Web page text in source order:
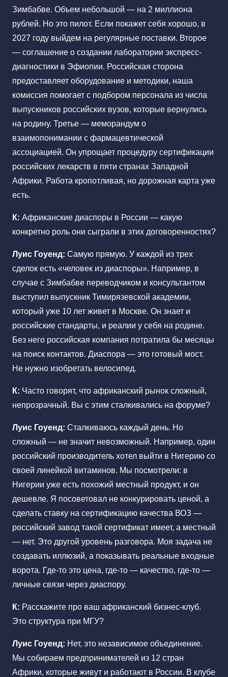
Зимбабве. Объем небольшой — на 2 миллиона
рублей. Но это пилот. Если покажет себя хорошо, в
2027 году выйдем на регулярные поставки. Второе
— соглашение о создании лаборатории экспресс-
диагностики в Эфиопии. Российская сторона
предоставляет оборудование и методики, наша
комиссия помогает с подбором персонала из числа
выпускников российских вузов, которые вернулись
на родину. Третье — меморандум о
взаимопонимании с фармацевтической
ассоциацией. Он упрощает процедуру сертификации
российских лекарств в пяти странах Западной
Африки. Работа кропотливая, но дорожная карта уже
есть.
К: Африканские диаспоры в России — какую
конкретно роль они сыграли в этих договоренностях?
Луис Гоуенд: Самую прямую. У каждой из трех
сделок есть «человек из диаспоры». Например, в
случае с Зимбабве переводчиком и консультантом
выступил выпускник Тимирязевской академии,
который уже 10 лет живет в Москве. Он знает и
российские стандарты, и реалии у себя на родине.
Без него российская компания потратила бы месяцы
на поиск контактов. Диаспора — это готовый мост.
Не нужно изобретать велосипед.
К: Часто говорят, что африканский рынок сложный,
непрозрачный. Вы с этим сталкивались на форуме?
Луис Гоуенд: Сталкиваюсь каждый день. Но
сложный — не значит невозможный. Например, один
российский производитель хотел выйти в Нигерию со
своей линейкой витаминов. Мы посмотрели: в
Нигерии уже есть похожий местный продукт, и он
дешевле. Я посоветовал не конкурировать ценой, а
сделать ставку на сертификацию качества ВОЗ —
российский завод такой сертификат имеет, а местный
— нет. Это другой уровень разговора. Моя задача не
создавать иллюзий, а показывать реальные входные
ворота. Где-то это цена, где-то — качество, где-то —
личные связи через диаспору.
К: Расскажите про ваш африканский бизнес-клуб.
Это структура при МГУ?
Луис Гоуенд: Нет, это независимое объединение.
Мы собираем предпринимателей из 12 стран
Африки, которые живут и работают в России. В клубе